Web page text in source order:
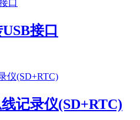
接口
记录仪(SD+RTC)